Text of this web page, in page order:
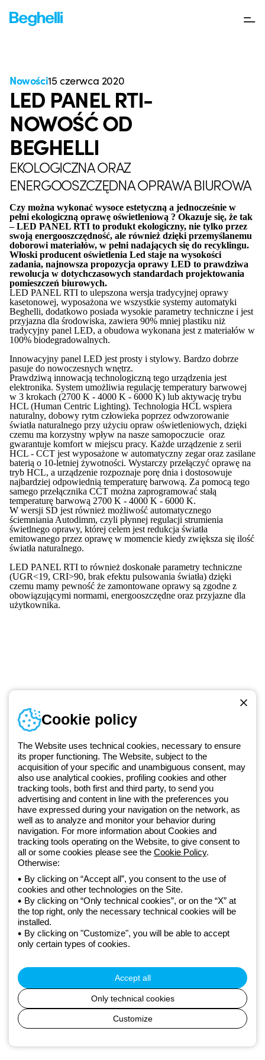
Nowości15 czerwca 2020
LED PANEL RTI-
NOWOŚĆ OD
BEGHELLI
EKOLOGICZNA ORAZ
ENERGOOSZCZĘDNA OPRAWA BIUROWA
Czy można wykonać wysoce estetyczną a jednocześnie w
pełni ekologiczną oprawę oświetleniową ? Okazuje się, że tak
– LED PANEL RTI to produkt ekologiczny, nie tylko przez
swoją energooszczędność, ale również dzięki przemyślanemu
doborowi materiałów, w pełni nadających się do recyklingu.
Włoski producent oświetlenia Led staje na wysokości
zadania, najnowsza propozycja oprawy LED to prawdziwa
rewolucja w dotychczasowych standardach projektowania
pomieszczeń biurowych.
LED PANEL RTI to ulepszona wersja tradycyjnej oprawy
kasetonowej, wyposażona we wszystkie systemy automatyki
Beghelli, dodatkowo posiada wysokie parametry techniczne i jest
przyjazna dla środowiska, zawiera 90% mniej plastiku niż
tradycyjny panel LED, a obudowa wykonana jest z materiałów w
100% biodegradowalnych.
Innowacyjny panel LED jest prosty i stylowy. Bardzo dobrze
pasuje do nowoczesnych wnętrz.
Prawdziwą innowacją technologiczną tego urządzenia jest
elektronika. System umożliwia regulację temperatury barwowej
w 3 krokach (2700 K - 4000 K - 6000 K) lub aktywację trybu
HCL (Human Centric Lighting). Technologia HCL wspiera
naturalny, dobowy rytm człowieka poprzez odwzorowanie
światła naturalnego przy użyciu opraw oświetleniowych, dzięki
czemu ma korzystny wpływ na nasze samopoczucie oraz
gwarantuje komfort w miejscu pracy. Każde urządzenie z serii
HCL - CCT jest wyposażone w automatyczny zegar oraz zasilane
baterią o 10-letniej żywotności. Wystarczy przełączyć oprawę na
tryb HCL, a urządzenie rozpoznaje porę dnia i dostosowuje
najbardziej odpowiednią temperaturę barwową. Za pomocą tego
samego przełącznika CCT można zaprogramować stałą
temperaturę barwową 2700 K - 4000 K - 6000 K.
W wersji SD jest również możliwość automatycznego
ściemniania Autodimm, czyli płynnej regulacji strumienia
świetlnego oprawy, której celem jest redukcja światła
emitowanego przez oprawę w momencie kiedy zwiększa się ilość
światła naturalnego.
LED PANEL RTI to również doskonałe parametry techniczne
(UGR<19, CRI>90, brak efektu pulsowania światła) dzięki
czemu mamy pewność że zamontowane oprawy są zgodne z
obowiązującymi normami, energooszczędne oraz przyjazne dla
użytkownika.
Od 2025 roku firma Beghelli jest częścią Grupy GEWISS, działając w
ramach ekosystemu GEWISS LightZone, w którym tworzymy
zintegrowane rozwiązania oświetleniowe, przekształcające
złożoność w prostotę oraz wspierające profesjonalistów i
użytkowników w realizacji ich potrzeb.Dowiedz się więcej o GEWISS
Numer telefonu
Od poniedziałku do piątku w godzinach 8:00 do 16:00
+48 32 422 55 79
Polityka prywatności
Polityka cookies
Ogólne warunki sprzedaży
Wszystkie dokumenty
Deklaracja dostępności
Realizacja strony
to the direction and coordination of Gewiss S.p.A. - P.IVA (IT)
00666341201 - Registered in the Register of Companies of
Bologna. Fully paid-up capital: 10,000,000 Euro
Cookie policy
The Website uses technical cookies, necessary to ensure
its proper functioning. The Website, subject to the
acquisition of your specific and unambiguous consent, may
also use analytical cookies, profiling cookies and other
tracking tools, both first and third party, to send you
advertising and content in line with the preferences you
have expressed during your navigation on the network, as
well as to analyze and monitor your behavior during
navigation. For more information about Cookies and
tracking tools operating on the Website, to give consent to
all or some cookies please see the Cookie Policy.
Otherwise:
By clicking on “Accept all”, you consent to the use of
cookies and other technologies on the Site.
By clicking on “Only technical cookies”, or on the “X” at
the top right, only the necessary technical cookies will be
installed.
By clicking on "Customize", you will be able to accept
only certain types of cookies.
Accept all
Only technical cookies
Customize